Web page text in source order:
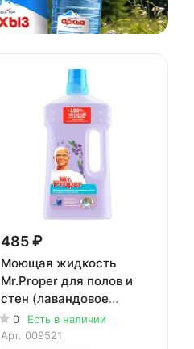
485 ₽
Моющая жидкость
Mr.Proper для полов и
стен (лавандовое
спокойствие) 1 л
0
Есть в наличии
Арт. 009521